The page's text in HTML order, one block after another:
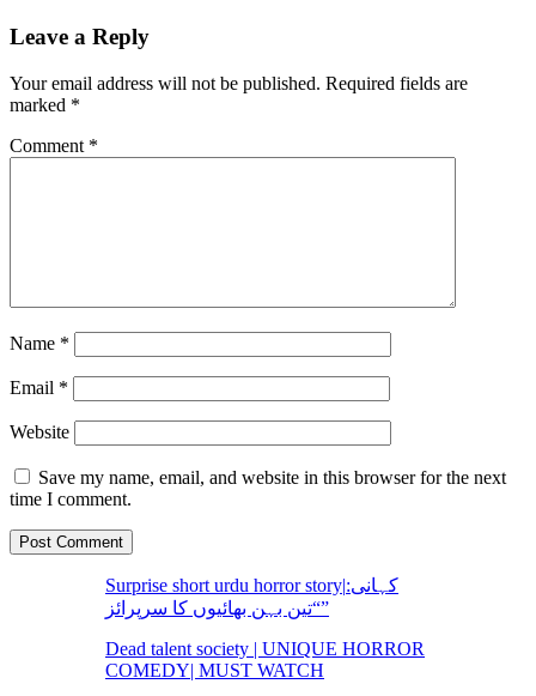
Leave a Reply
Your email address will not be published. Required fields are
marked *
Comment *
Name *
Email *
Website
Save my name, email, and website in this browser for the next
time I comment.
Surprise short urdu horror story|کہانی:
“تین بہن بھائیوں کا سرپرائز”
Dead talent society | UNIQUE HORROR
COMEDY| MUST WATCH